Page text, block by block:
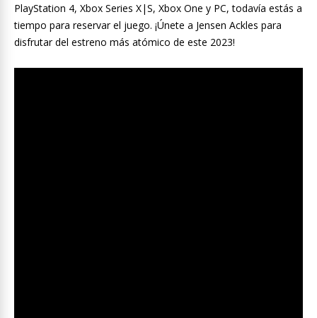
PlayStation 4, Xbox Series X|S, Xbox One y PC, todavía estás a
tiempo para reservar el juego. ¡Únete a Jensen Ackles para
disfrutar del estreno más atómico de este 2023!